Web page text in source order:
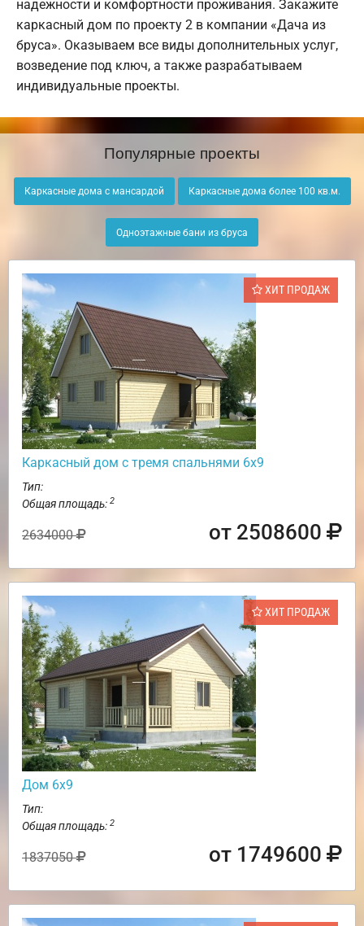
надежности и комфортности проживания. Закажите
каркасный дом по проекту 2 в компании «Дача из
бруса». Оказываем все виды дополнительных услуг,
возведение под ключ, а также разрабатываем
индивидуальные проекты.
Популярные проекты
Каркасные дома с мансардой Каркасные дома более 100 кв.м.
Одноэтажные бани из бруса
ХИТ ПРОДАЖ
Каркасный дом с тремя спальнями 6х9
Тип:
Общая площадь: 2
2634000 от 2508600
ХИТ ПРОДАЖ
Дом 6х9
Тип:
Общая площадь: 2
1837050 от 1749600